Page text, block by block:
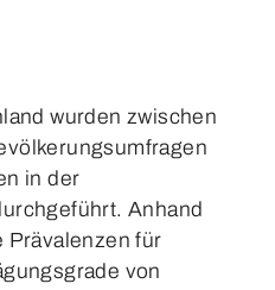
wurden zwischen
in der
Anhand
Prävalenzen für
von